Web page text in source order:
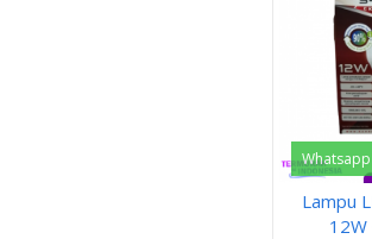
Whatsapp
Lampu
12W